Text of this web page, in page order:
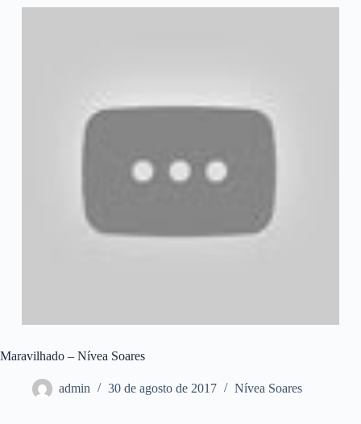
Maravilhado – Nívea Soares
admin 30 de agosto de 2017 Nívea Soares